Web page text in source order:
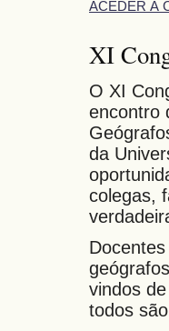
ACEDER À
XI
O XI
encontro
da
colegas,
vindos
todos